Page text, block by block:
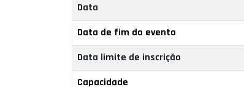
Data
Data de fim do evento
Data limite de inscrição
Capacidade